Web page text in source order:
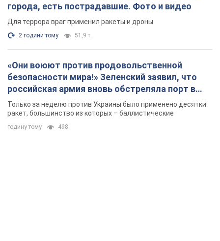
города, есть пострадавшие. Фото и видео
Для террора враг применил ракеты и дроны
2 години тому 51,9 т.
«Они воюют против продовольственной
безопасности мира!» Зеленский заявил, что
российская армия вновь обстреляла порт в
Одессе
Только за неделю против Украины было применено десятки
ракет, большинство из которых – баллистические
годину тому 498